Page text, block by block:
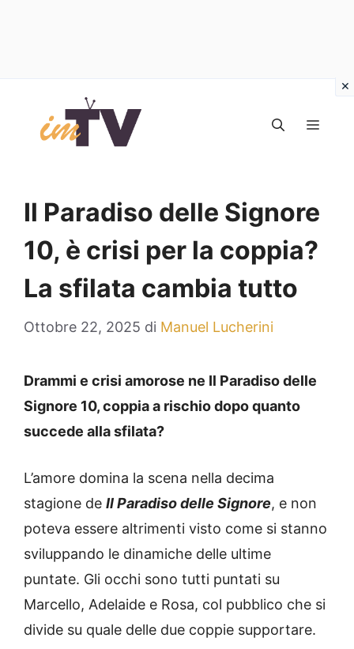
contenuto
Il Paradiso delle Signore
10, è crisi per la coppia?
La sfilata cambia tutto
Ottobre 22, 2025 di Manuel Lucherini
Drammi e crisi amorose ne Il Paradiso delle
Signore 10, coppia a rischio dopo quanto
succede alla sfilata?
L’amore domina la scena nella decima
stagione de IlParadiso delle Signore, e non
poteva essere altrimenti visto come si stanno
sviluppando le dinamiche delle ultime
puntate. Gli occhi sono tutti puntati su
Marcello, Adelaide e Rosa, col pubblico che si
divide su quale delle due coppie supportare.